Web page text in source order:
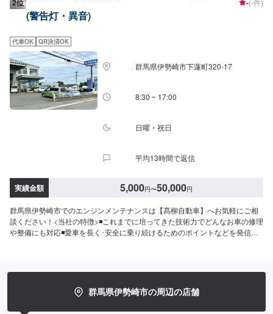
【2】お見積り【3】お見積りにご納得いただければ作業開始【4】仕上がり
次第納車□納期について□通常3〜5日程度で納車いたします。車種や状態によ
□作業中は無料の代車をご利用ください。※燃料代は、お客様負担となってお
ります。予め、ご了承ください。□パーツ持ち込みについて□パーツの持ち込
み可能です。オファーの際に持ち込みパーツの詳細をご入力ください。【定
休日・営業時間】定休日：祝日営業時間：9:00~19:00
2位
(警告灯・異音)
-(-件)
代車OK QR決済OK
群馬県伊勢崎市下蓮町320-17
8:30 ~ 17:00
日曜・祝日
平均13時間で返信
実績金額 5,000円〜50,000円
群馬県伊勢崎市でのエンジンメンテナンスは【髙柳自動車】へお気軽にご相
談ください！<当社の特徴>◾これまでに培ってきた技術力でどんなお車の修理
や整備にも対応◾愛車を長く･安全に乗り続けるためのポイントなどを発信し
始【4】仕上がり次第納車-----納期について-----納期は通常3日～5日程度で納
車となります。(要相談)納期は前後する場合がございます。予めご了承くださ
群馬県伊勢崎市の周辺の店舗